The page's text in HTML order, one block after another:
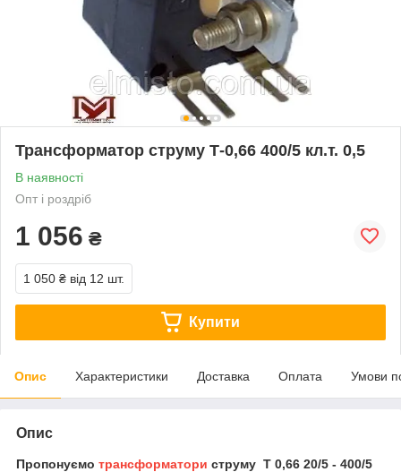
Трансформатор струму Т-0,66 400/5 кл.т. 0,5
В наявності
Опт і роздріб
1 056 ₴
1 050 ₴ від 12 шт.
Купити
Опис Характеристики Доставка Оплата Умови
Опис
Пропонуємо трансформатори струму Т 0,66 20/5 - 400/5